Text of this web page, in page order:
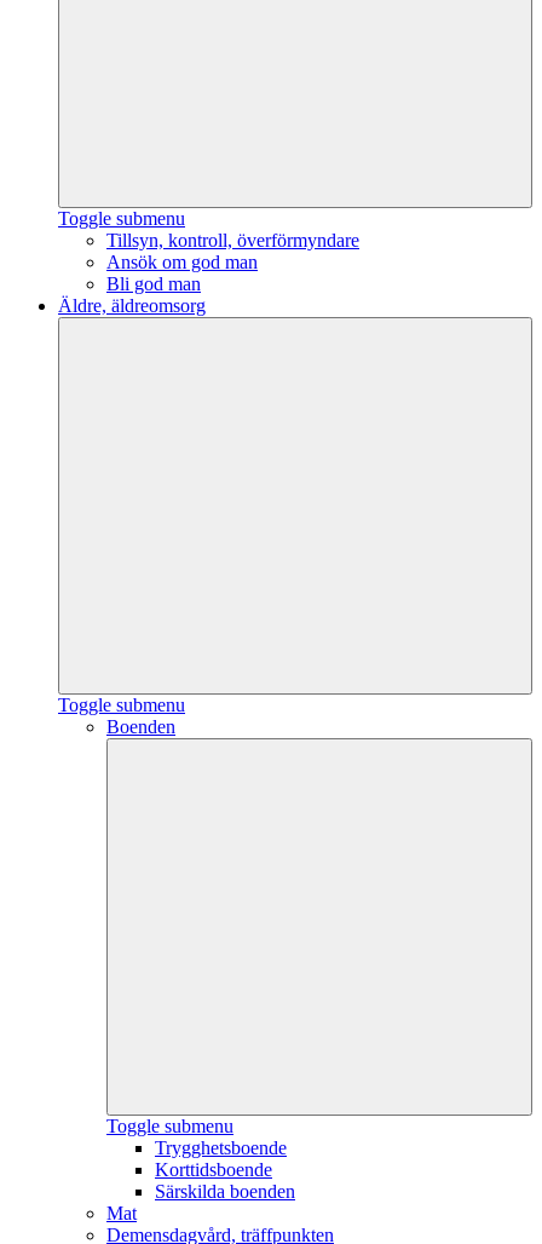
Toggle submenu
Tillsyn, kontroll, överförmyndare
Ansök om god man
Bli god man
Äldre, äldreomsorg
Toggle submenu
Boenden
Toggle submenu
Trygghetsboende
Korttidsboende
Särskilda boenden
Mat
Demensdagvård, träffpunkten